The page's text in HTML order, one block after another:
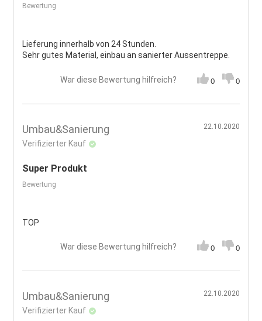
Bewertung
Lieferung innerhalb von 24 Stunden.
Sehr gutes Material, einbau an sanierter Aussentreppe.
War diese Bewertung hilfreich? 0 0
Umbau&Sanierung
Verifizierter Kauf
22.10.2020
Super Produkt
Bewertung
TOP
War diese Bewertung hilfreich? 0 0
Umbau&Sanierung
Verifizierter Kauf
22.10.2020